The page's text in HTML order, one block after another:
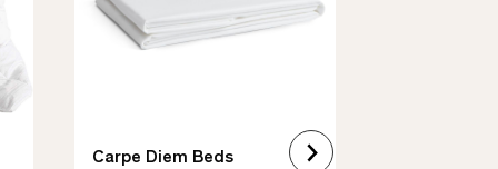
Carpe Diem Beds